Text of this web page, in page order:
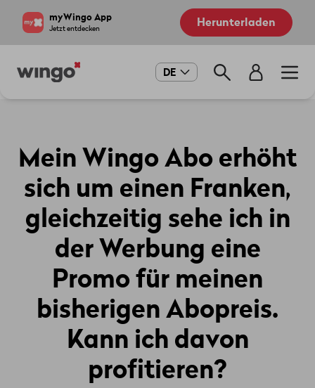
myWingo App
Jetzt entdecken Herunterladen
Main
DE
Mein Wingo Abo erhöht
sich um einen Franken,
gleichzeitig sehe ich in
der Werbung eine
Promo für meinen
bisherigen Abopreis.
Kann ich davon
profitieren?